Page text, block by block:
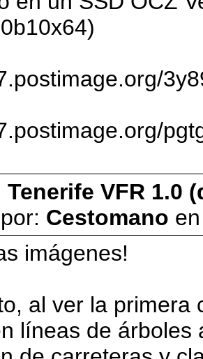
Tenerife VFR 1.0
Cestomano
imágenes!
al ver la primera
líneas de árboles